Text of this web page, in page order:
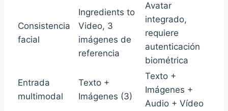
Consistencia
facial
Ingredients to
Video, 3
imágenes de
referencia
Avatar
integrado,
requiere
autenticación
biométrica
Entrada
multimodal
Texto +
Imágenes (3)
Texto +
Imágenes +
Audio + Vídeo